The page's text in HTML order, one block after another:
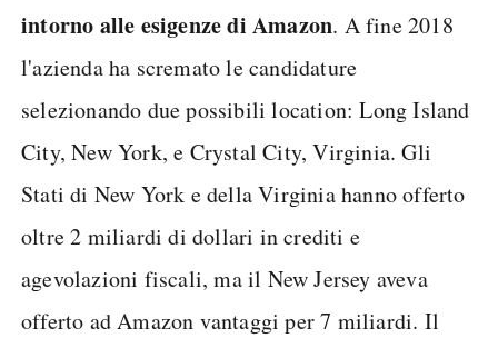
intorno alle esigenze di Amazon. A fine 2018
l'azienda ha scremato le candidature
selezionando due possibili location: Long Island
City, New York, e Crystal City, Virginia. Gli
Stati di New York e della Virginia hanno offerto
oltre 2 miliardi di dollari in crediti e
agevolazioni fiscali, ma il New Jersey aveva
offerto ad Amazon vantaggi per 7 miliardi. Il